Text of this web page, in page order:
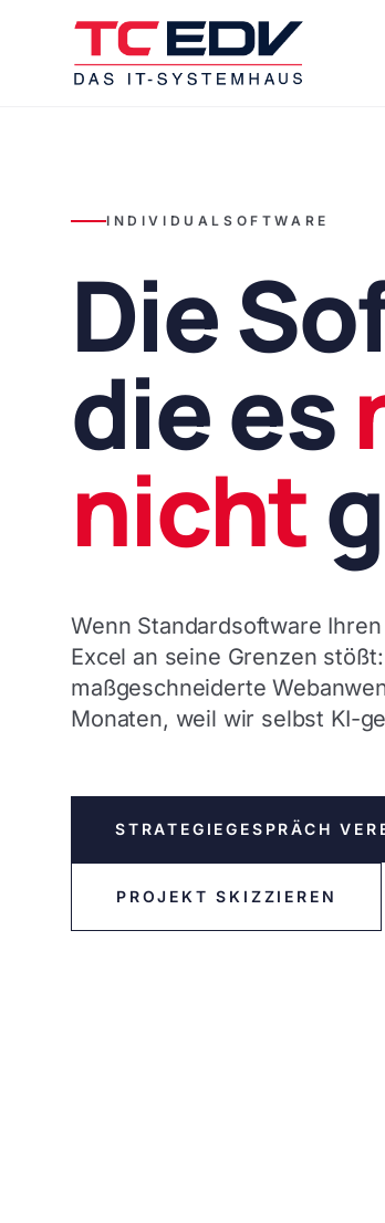
INDIVIDUALSOFTWARE
Die
die es
nicht
Wenn Standardsoftware
Excel an seine Grenzen
maßgeschneiderte
Monaten, weil wir selbst KI-
STRATEGIEGESPRÄCH
PROJEKT SKIZZIEREN